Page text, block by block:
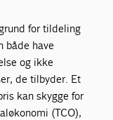
for tildeling
både have
og ikke
de tilbyder. Et
kan skygge for
(TCO),